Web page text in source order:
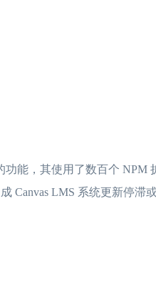
功能，其使用了数百个 NPM
Canvas LMS 系统更新停滞或